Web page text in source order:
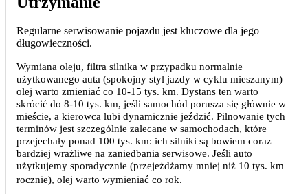
Regularne serwisowanie pojazdu jest kluczowe dla jego
długowieczności.
Wymiana oleju, filtra silnika w przypadku normalnie
użytkowanego auta (spokojny styl jazdy w cyklu mieszanym)
olej warto zmieniać co 10-15 tys. km. Dystans ten warto
skrócić do 8-10 tys. km, jeśli samochód porusza się głównie w
mieście, a kierowca lubi dynamicznie jeździć. Pilnowanie tych
terminów jest szczególnie zalecane w samochodach, które
przejechały ponad 100 tys. km: ich silniki są bowiem coraz
bardziej wrażliwe na zaniedbania serwisowe. Jeśli auto
użytkujemy sporadycznie (przejeżdżamy mniej niż 10 tys. km
rocznie), olej warto wymieniać co rok.